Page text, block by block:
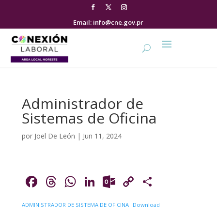
Email: info@cne.gov.pr
Administrador de
Sistemas de Oficina
por Joel De León | Jun 11, 2024
F
e
T
re
W
at
Li
k
O
lo
C
p m
ADMINISTRADOR DE SISTEMA DE OFICINA Download